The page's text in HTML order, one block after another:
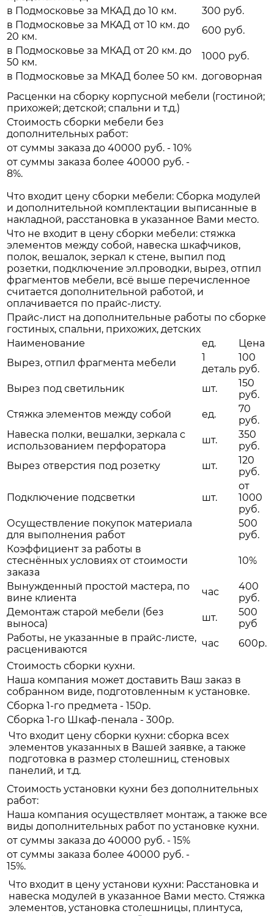
в Подмосковье за МКАД до 10 км.
300 руб.
в Подмосковье за МКАД от 10 км. до
20 км.
600 руб.
в Подмосковье за МКАД от 20 км. до
50 км.
1000 руб.
в Подмосковье за МКАД более 50 км. договорная
Расценки на сборку корпусной мебели (гостиной;
прихожей; детской; спальни и т.д.)
Стоимость сборки мебели без
дополнительных работ:
от суммы заказа до 40000 руб. - 10%
от суммы заказа более 40000 руб. -
8%.
Что входит цену сборки мебели: Сборка модулей
и дополнительной комплектации выписанные в
накладной, расстановка в указанное Вами место.
Что не входит в цену сборки мебели: стяжка
элементов между собой, навеска шкафчиков,
полок, вешалок, зеркал к стене, выпил под
розетки, подключение эл.проводки, вырез, отпил
фрагментов мебели, всё выше перечисленное
считается дополнительной работой, и
оплачивается по прайс-листу.
Прайс-лист на дополнительные работы по сборке
гостиных, спальни, прихожих, детских
Наименование
ед.
Цена
Вырез, отпил фрагмента мебели
1
деталь
100
руб.
Вырез под светильник
шт.
150
руб.
Стяжка элементов между собой
ед.
70
руб.
Навеска полки, вешалки, зеркала с
использованием перфоратора
шт.
350
руб.
Вырез отверстия под розетку
шт.
120
руб.
Подключение подсветки шт.
от
1000
руб.
Осуществление покупок материала
для выполнения работ
500
руб.
Коэффициент за работы в
стеснённых условиях от стоимости
заказа
10%
Вынужденный простой мастера, по
вине клиента
час
400
руб.
Демонтаж старой мебели (без
выноса)
шт.
500
руб
Работы, не указанные в прайс-листе,
расцениваются
час
600р.
Стоимость сборки кухни.
Наша компания может доставить Ваш заказ в
собранном виде, подготовленным к установке.
Сборка 1-го предмета - 150р.
Сборка 1-го Шкаф-пенала - 300р.
Что входит цену сборки кухни: сборка всех
элементов указанных в Вашей заявке, а также
подготовка в размер столешниц, стеновых
панелий, и т.д.
Стоимость установки кухни без дополнительных
работ:
Наша компания осуществляет монтаж, а также все
виды дополнительных работ по установке кухни.
от суммы заказа до 40000 руб. - 15%
от суммы заказа более 40000 руб. -
15%.
Что входит в цену установи кухни: Расстановка и
навеска модулей в указанное Вами место. Стяжка
элементов, установка столешницы, плинтуса,